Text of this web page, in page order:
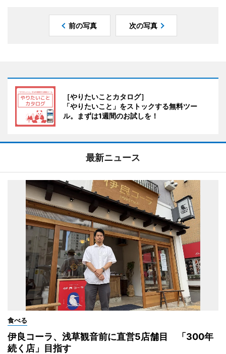
前の写真 次の写真
［やりたいことカタログ］
「やりたいこと」をストックする無料ツー
ル。まずは1週間のお試しを！
最新ニュース
食べる
伊良コーラ、浅草観音前に直営5店舗目 「300年
続く店」目指す